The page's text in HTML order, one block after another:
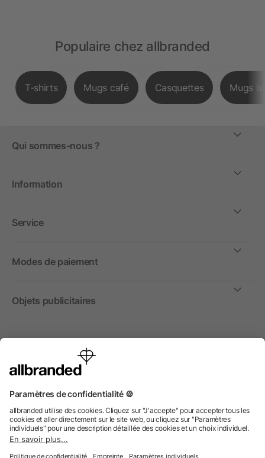
Populaire chez allbranded
T-shirts Mugs café Casquettes Mugs
Qui sommes-nous ?
Information
Service
Modes de paiement
Objets publicitaires
International